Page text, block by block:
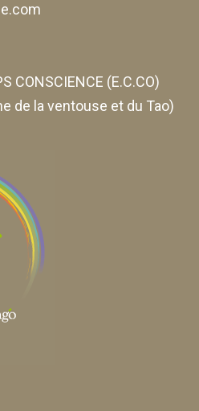
CONSCIENCE (E.C.CO)
de la ventouse et du Tao)